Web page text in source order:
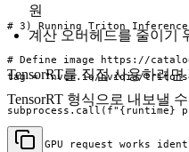
# 3) Running Triton
# Define image https://
tag = "nvcr.io/nvidia/
subprocess.call(f"{runtime}
# CDI GPU request works
원
계산 오버헤드를 줄이기
TensorRT를 직접 사용하려면
TensorRT 형식으로 내보낼